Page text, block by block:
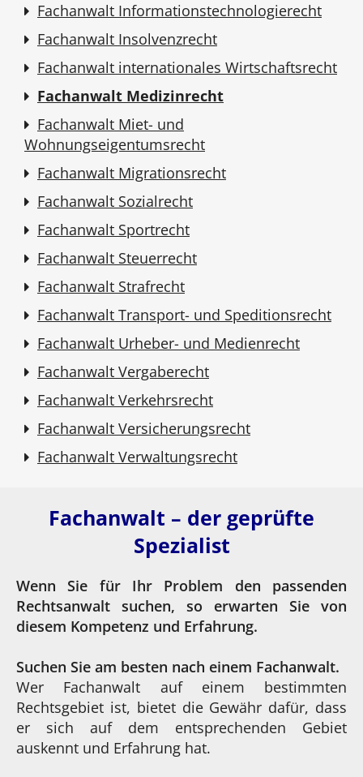
Fachanwalt Informationstechnologierecht
Fachanwalt Insolvenzrecht
Fachanwalt internationales Wirtschaftsrecht
Fachanwalt Medizinrecht
Fachanwalt Miet- und
Wohnungseigentumsrecht
Fachanwalt Migrationsrecht
Fachanwalt Sozialrecht
Fachanwalt Sportrecht
Fachanwalt Steuerrecht
Fachanwalt Strafrecht
Fachanwalt Transport- und Speditionsrecht
Fachanwalt Urheber- und Medienrecht
Fachanwalt Vergaberecht
Fachanwalt Verkehrsrecht
Fachanwalt Versicherungsrecht
Fachanwalt Verwaltungsrecht
Fachanwalt – der geprüfte
Spezialist
Wenn Sie für Ihr Problem den passenden
Rechtsanwalt suchen, so erwarten Sie von
diesem Kompetenz und Erfahrung.
Suchen Sie am besten nach einem Fachanwalt.
Wer Fachanwalt auf einem bestimmten
Rechtsgebiet ist, bietet die Gewähr dafür, dass
er sich auf dem entsprechenden Gebiet
auskennt und Erfahrung hat.